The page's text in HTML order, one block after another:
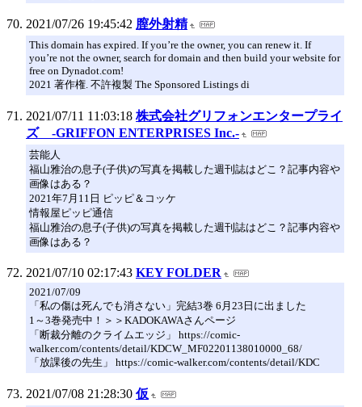
2021/07/26 19:45:42 膣外射精
This domain has expired. If you’re the owner, you can renew it. If
you’re not the owner, search for domain and then build your website for
free on Dynadot.com!
2021 著作権. 不許複製 The Sponsored Listings di
2021/07/11 11:03:18 株式会社グリフォンエンタープライ
ズ -GRIFFON ENTERPRISES Inc.-
芸能人
福山雅治の息子(子供)の写真を掲載した週刊誌はどこ？記事内容や
画像はある？
2021年7月11日 ピッピ＆コッケ
情報屋ピッピ通信
福山雅治の息子(子供)の写真を掲載した週刊誌はどこ？記事内容や
画像はある？
2021/07/10 02:17:43 KEY FOLDER
2021/07/09
「私の傷は死んでも消さない」完結3巻 6月23日に出ました
1～3巻発売中！＞＞KADOKAWAさんページ
「断裁分離のクライムエッジ」 https://comic-
walker.com/contents/detail/KDCW_MF02201138010000_68/
「放課後の先生」 https://comic-walker.com/contents/detail/KDC
2021/07/08 21:28:30 仮